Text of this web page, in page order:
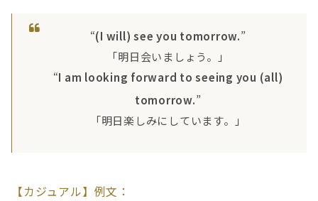
“(I will) see you tomorrow.”
「明日会いましょう。」
“I am looking forward to seeing you (all)
tomorrow.”
「明日楽しみにしています。」
【カジュアル】例文：